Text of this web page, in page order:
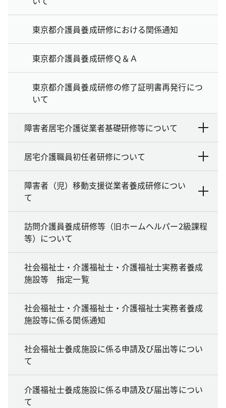
東京都介護員養成研修における関係通知
東京都介護員養成研修Ｑ＆Ａ
東京都介護員養成研修の修了証明書再発行につ
いて
障害者居宅介護従業者基礎研修等について
居宅介護職員初任者研修について
障害者（児）移動支援従業者養成研修につい
て
訪問介護員養成研修等（旧ホームヘルパー2級課程
等）について
社会福祉士・介護福祉士・介護福祉士実務者養成
施設等 指定一覧
社会福祉士・介護福祉士・介護福祉士実務者養成
施設等に係る関係通知
社会福祉士養成施設に係る申請及び届出等につい
て
介護福祉士養成施設に係る申請及び届出等につい
て